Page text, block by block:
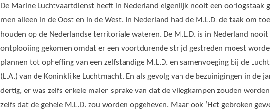
De Marine Luchtvaartdienst heeft in Nederland eigenlijk nooit een oorlogstaak
men alleen in de Oost en in de West. In Nederland had de M.L.D. de taak om
houden op de Nederlandse territoriale wateren. De M.L.D. is in Nederland
ontplooiing gekomen omdat er een voortdurende strijd gestreden moest
plannen tot opheffing van een zelfstandige M.L.D. en samenvoeging bij de
(L.A.) van de Koninklijke Luchtmacht. En als gevolg van de bezuinigingen in de
dertig, er was zelfs enkele malen sprake van dat de vliegkampen zouden
zelfs dat de gehele M.L.D. zou worden opgeheven. Maar ook ‘Het gebroken